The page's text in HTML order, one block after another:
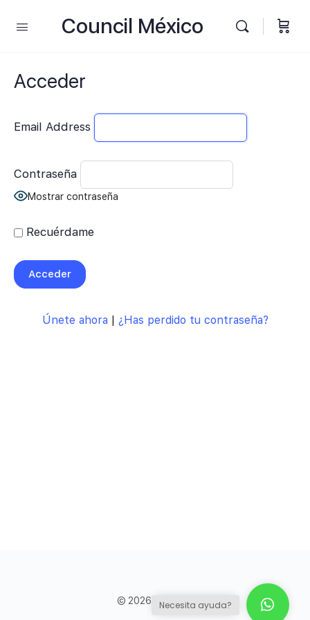
Council México
Acceder
Email Address
Contraseña
Mostrar contraseña
Recuérdame
Únete ahora | ¿Has perdido tu contraseña?
© 2026 - CouncilNecesita ayuda?